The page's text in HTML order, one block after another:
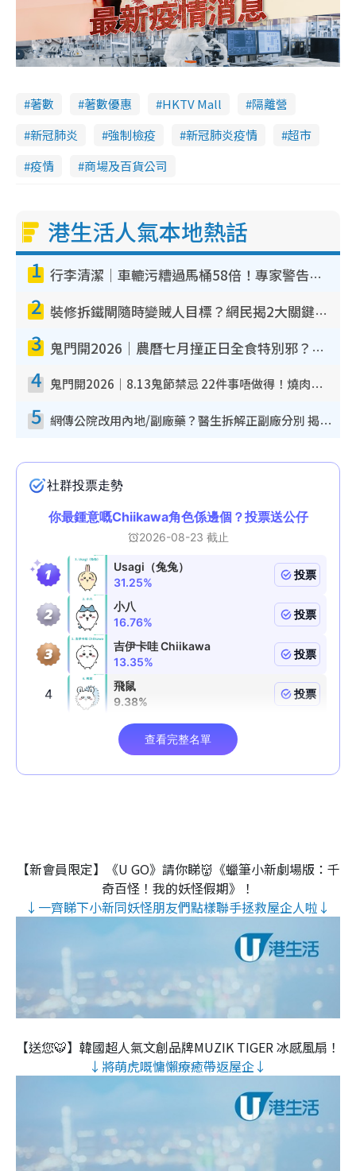
著數 著數優惠 HKTV Mall
隔離營
新冠肺炎
強制檢疫 新冠肺炎疫情
超市
疫情
商場及百貨公司
港生活人氣本地熱話
1 行李清潔｜車轆污糟過馬桶58倍！專家警告忌用酒精抹 教1招免污手除菌
2 裝修拆鐵閘隨時變賊人目標？網民揭2大關鍵用途：裝新式等於白裝？附新舊鐵閘分別
3 鬼門開2026｜農曆七月撞正日全食特別邪？專家警告切忌做一事！揭4大禁忌+2招保平安
4 鬼門開2026｜8.13鬼節禁忌 22件事唔做得！燒肉、刺身要少食？半夜勿吹口哨/打呢個電話
5 網傳公院改用內地/副廠藥？醫生拆解正副廠分別 揭4類人換藥隨時出事
【新會員限定】《U GO》請你睇👹《蠟筆小新劇場版：千
奇百怪！我的妖怪假期》！
↓一齊睇下小新同妖怪朋友們點樣聯手拯救屋企人啦↓
【送您🐯】韓國超人氣文創品牌MUZIK TIGER 冰感風扇！
↓將萌虎嘅慵懶療癒帶返屋企↓